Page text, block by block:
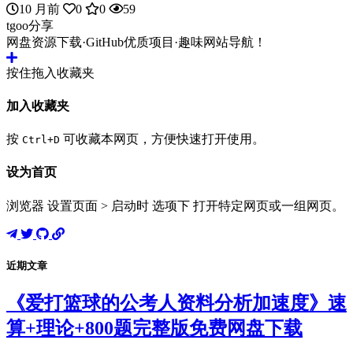
10 月前
0 0
59
tgoo分享
网盘资源下载·GitHub优质项目·趣味网站导航！
按住拖入收藏夹
加入收藏夹
按 Ctrl+D 可收藏本网页，方便快速打开使用。
设为首页
浏览器 设置页面 > 启动时 选项下 打开特定网页或一组网页。
近期文章
《爱打篮球的公考人资料分析加速度》速
算+理论+800题完整版免费网盘下载